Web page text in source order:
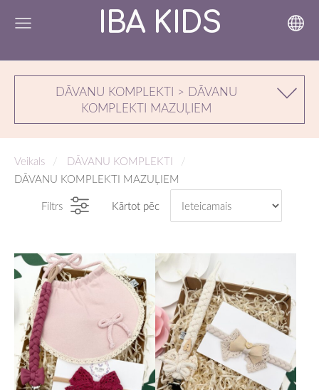
IBA KIDS
DĀVANU KOMPLEKTI > DĀVANU
KOMPLEKTI MAZUĻIEM
Veikals
DĀVANU KOMPLEKTI
DĀVANU KOMPLEKTI MAZUĻIEM
Filtrs
Kārtot pēc